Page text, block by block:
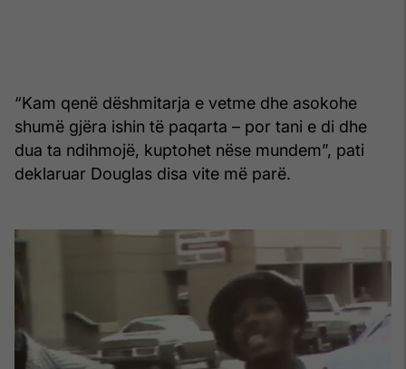
“Kam qenë dëshmitarja e vetme dhe asokohe
shumë gjëra ishin të paqarta – por tani e di dhe
dua ta ndihmojë, kuptohet nëse mundem”, pati
deklaruar Douglas disa vite më parë.